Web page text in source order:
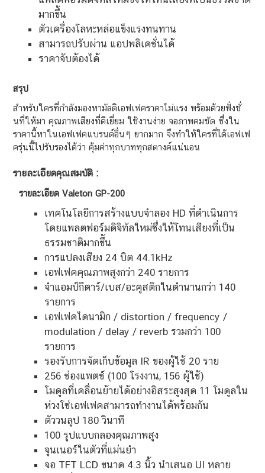
มากขึ้น
ตัวเครื่องโลหะหล่อแข็งแรงทนทาน
สามารถปรับผ่าน แอปพลิเคชั่นได้
ราคาจับต้องได้
สรุป
สำหรับใครที่กำลังมองหามัลติเอฟเฟคราคาไม่แรง พร้อมด้วยฟั่งชั่
นที่ให้มา คุณภาพเสียงที่ดีเยี่ยม ใช้งานง่าย จอภาพคมชัด ซึ่งใน
ราคานี้หาในเอฟเฟคแบรนด์อื่นๆ ยากมาก จึงทำให้ใครที่ได้เอฟเฟ
ครุ่นนี้ไปรับรองได้ว่า คุ้มค่าทุกบาททุกสตางค์แน่นอน
รายละเอียดคุณสมบัติ :
รายละเอียด Valeton GP-200
เทคโนโลยีการสร้างแบบจำลอง HD ที่ดำเนินการ
โดยแพลตฟอร์มดิจิทัลใหม่ซึ่งให้โทนเสียงที่เป็น
ธรรมชาติมากขึ้น
การแปลงเสียง 24 บิต 44.1kHz
เอฟเฟคคุณภาพสูงกว่า 240 รายการ
จำแอมป์กีตาร์/เบส/อะคูสติกในตำนานกว่า 140
รายการ
เอฟเฟคไดนามิก / distortion / frequency /
modulation / delay / reverb รวมกว่า 100
รายการ
รองรับการจัดเก็บข้อมูล IR ของผู้ใช้ 20 ราย
256 ช่องแพตช์ (100 โรงงาน, 156 ผู้ใช้)
โมดูลที่เคลื่อนย้ายได้อย่างอิสระสูงสุด 11 โมดูลใน
ห่วงโซ่เอฟเฟคสามารถทำงานได้พร้อมกัน
ตัววนลูป 180 วินาที
100 รูปแบบกลองคุณภาพสูง
จูนเนอร์ในตัวที่แม่นยำ
จอ TFT LCD ขนาด 4.3 นิ้ว นำเสนอ UI หลาย